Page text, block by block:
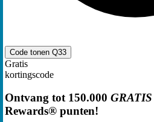
Code tonen Q33
Gratis
kortingscode
Ontvang tot 150.000 GRATIS
Rewards® punten!